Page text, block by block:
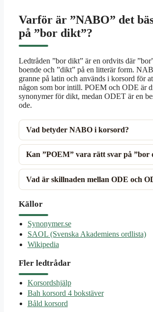
Varför är ”NABO” det
på ”bor dikt”?
Ledtråden ”bor dikt” är en ordvits där
boende och ”dikt” på en litterär form.
granne på latin och används i korsord för
någon som bor intill. POEM och ODE är
synonymer för dikt, medan ODET är en
ode.
Vad betyder NABO i korsord?
Kan ”POEM” vara rätt svar på ”bor
Vad är skillnaden mellan ODE och
Källor
Synonymer.se
SAOL (Svenska Akademiens ordlista)
Wikipedia
Fler ledtrådar
Korsordshjälp
Bah korsord 4 bokstäver
Båld korsord